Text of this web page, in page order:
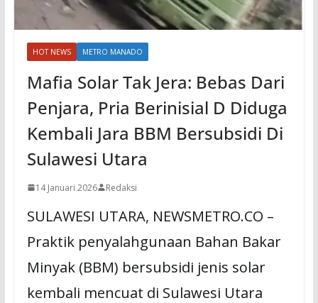
HOT NEWS METRO MANADO
Mafia Solar Tak Jera: Bebas Dari
Penjara, Pria Berinisial D Diduga
Kembali Jara BBM Bersubsidi Di
Sulawesi Utara
14 Januari 2026 Redaksi
SULAWESI UTARA, NEWSMETRO.CO –
Praktik penyalahgunaan Bahan Bakar
Minyak (BBM) bersubsidi jenis solar
kembali mencuat di Sulawesi Utara